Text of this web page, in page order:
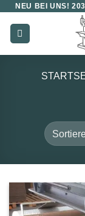
Zum
Inhalt
springen
NEU BEI UNS!